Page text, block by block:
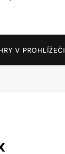
V PROHLÍŽEČI